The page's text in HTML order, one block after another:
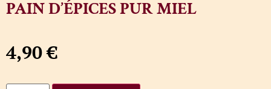
PAIN D’ÉPICES PUR MIEL
4,90€